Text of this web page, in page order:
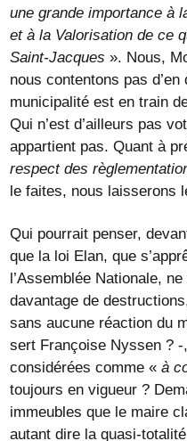
une grande importance à
et à la Valorisation de ce
Saint-Jacques ». Nous,
nous contentons pas
municipalité est en train
Qui n’est d’ailleurs pas
appartient pas. Quant à
respect des
le faites, nous laisserons
Qui pourrait penser,
que la loi Elan, que
l’Assemblée Nationale,
davantage de
sans aucune réaction du
sert Françoise Nyssen ?
considérées comme «à
toujours en vigueur ?
immeubles que le maire
autant dire la quasi-